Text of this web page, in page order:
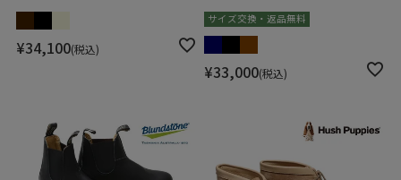
¥34,100 税込
サイズ交換・返品無料
¥33,000 税込